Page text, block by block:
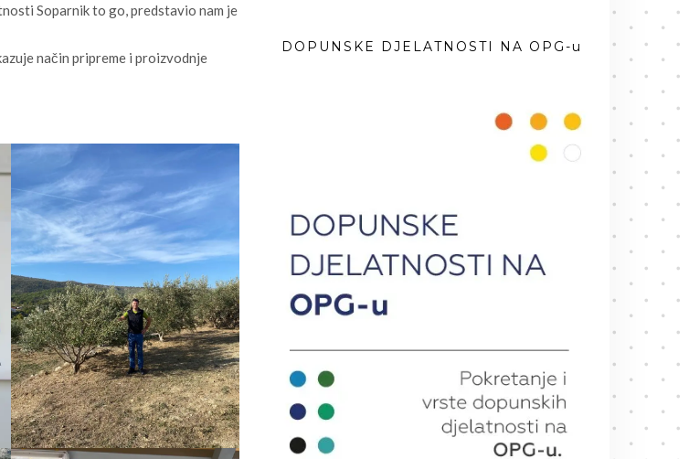
Soparnik to go, predstavio nam je
način pripreme i proizvodnje
DOPUNSKE DJELATNOSTI NA OPG-u